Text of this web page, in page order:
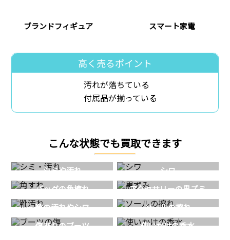
ブランドフィギュア スマート家電
高く売るポイント
汚れが落ちている
付属品が揃っている
こんな状態でも買取できます
シミや汚れ
シワ
バッグの角擦れ
アクセサリーの黒ズミ
靴の汚れやシワ
ソールの擦れ
傷ありのブーツ
使いかけの香水